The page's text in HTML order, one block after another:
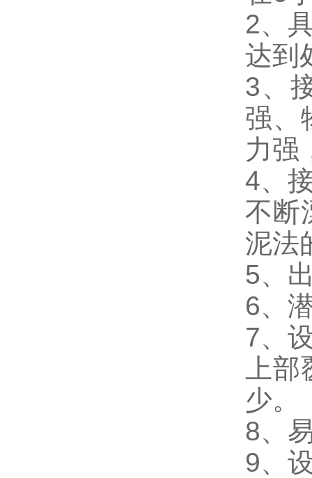
2、
达到
3、
强、
力强
4、
不断
泥法
5、
6、
7、
上
少。
8、
9、